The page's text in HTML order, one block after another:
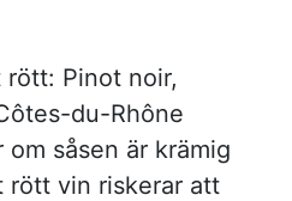
Pinot noir,
du-Rhône
såsen är krämig
rött vin riskerar att